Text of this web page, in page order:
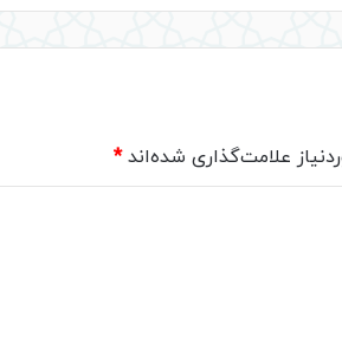
علامت‌گذاری شده‌اند*